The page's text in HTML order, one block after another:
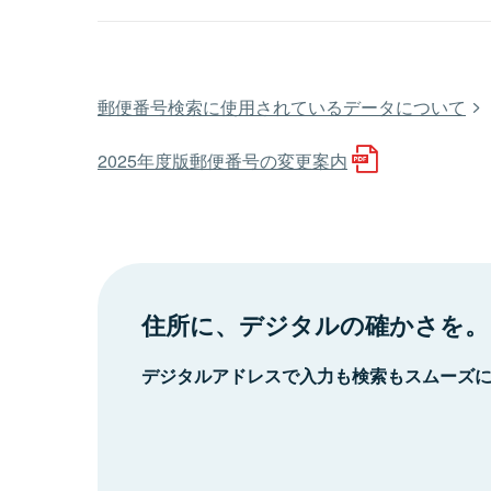
郵便番号検索に使用されているデータについて
2025年度版郵便番号の変更案内
住所に、デジタルの確かさを。
デジタルアドレスで入力も検索もスムーズ